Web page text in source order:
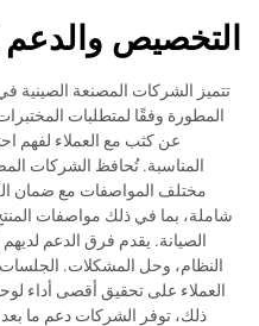
التخصيص والدعم
تتميز الشركات المصنعة الصينية
المطورة وفقًا لمتطلبات
عن كثب مع العملاء لفهم
المناسبة. تُحافظ الشركات
مختلف المواصفات مع ضمان
شاملة، بما في ذلك مواصفات
الصيانة. يقدم فرق الدعم
النظام، وحل المشكلات. الجلسات
العملاء على تحقيق أقصى أداء
ذلك، توفر الشركات دعم ما